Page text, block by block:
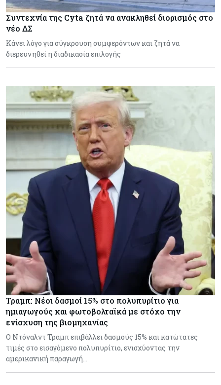
Συντεχνία της Cyta ζητά να ανακληθεί διορισμός στο
νέο ΔΣ
Κάνει λόγο για σύγκρουση συμφερόντων και ζητά να
διερευνηθεί η διαδικασία επιλογής
Τραμπ: Νέοι δασμοί 15% στο πολυπυρίτιο για
ημιαγωγούς και φωτοβολταϊκά με στόχο την
ενίσχυση της βιομηχανίας
Ο Ντόναλντ Τραμπ επιβάλλει δασμούς 15% και κατώτατες
τιμές στο εισαγόμενο πολυπυρίτιο, ενισχύοντας την
αμερικανική παραγωγή…